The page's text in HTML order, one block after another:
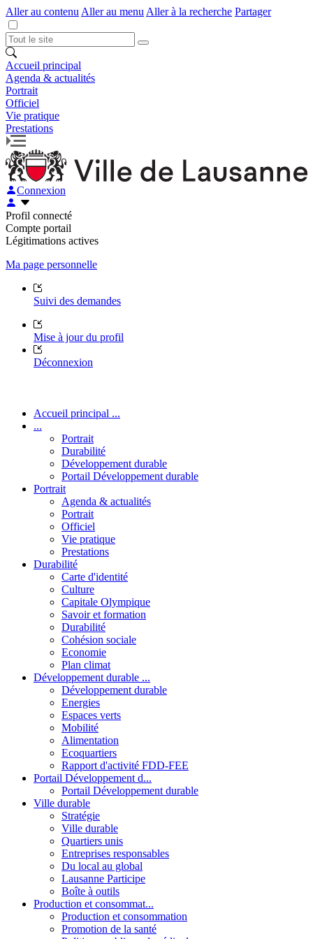
Aller au contenu Aller au menu Aller à la recherche Partager
Accueil principal
Agenda & actualités
Portrait
Officiel
Vie pratique
Prestations
Connexion
Profil connecté
Compte portail
Légitimations actives
Ma page personnelle
Suivi des demandes
Mise à jour du profil
Déconnexion
Accueil principal ...
...
Portrait
Durabilité
Développement durable
Portail Développement durable
Portrait
Agenda & actualités
Portrait
Officiel
Vie pratique
Prestations
Durabilité
Carte d'identité
Culture
Capitale Olympique
Savoir et formation
Durabilité
Cohésion sociale
Economie
Plan climat
Développement durable ...
Développement durable
Energies
Espaces verts
Mobilité
Alimentation
Ecoquartiers
Rapport d'activité FDD-FEE
Portail Développement d...
Portail Développement durable
Ville durable
Stratégie
Ville durable
Quartiers unis
Entreprises responsables
Du local au global
Lausanne Participe
Boîte à outils
Production et consommat...
Production et consommation
Promotion de la santé